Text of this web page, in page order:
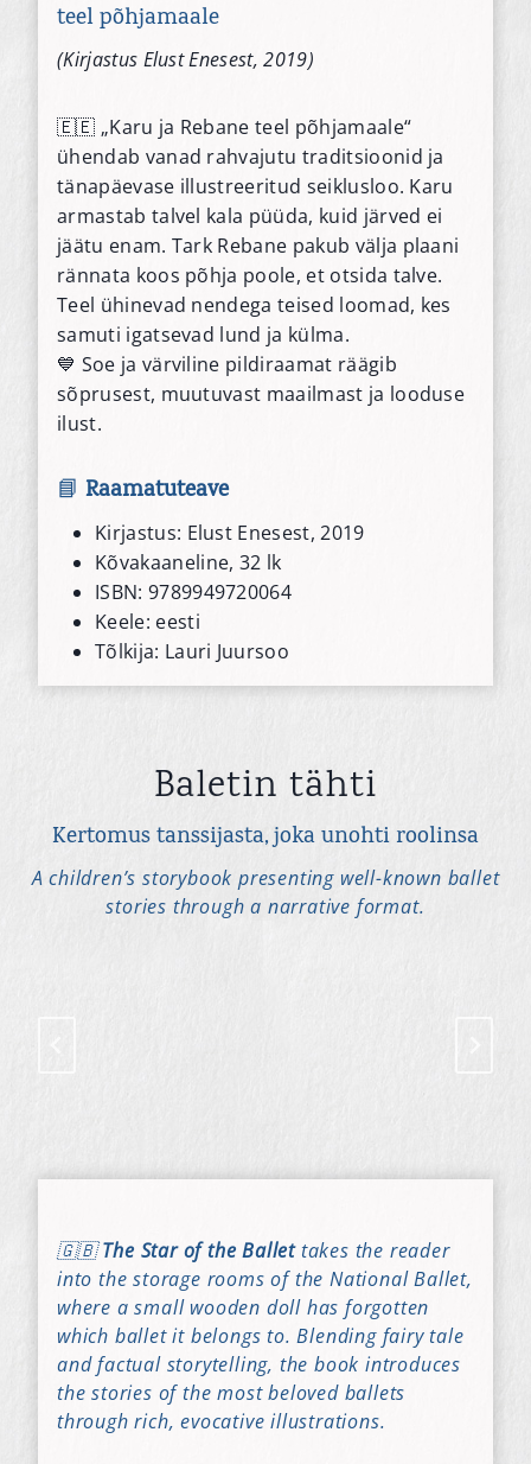
teel põhjamaale
(Kirjastus Elust Enesest, 2019)
🇪🇪 „Karu ja Rebane teel põhjamaale“
ühendab vanad rahvajutu traditsioonid ja
tänapäevase illustreeritud seiklusloo. Karu
armastab talvel kala püüda, kuid järved ei
jäätu enam. Tark Rebane pakub välja plaani
rännata koos põhja poole, et otsida talve.
Teel ühinevad nendega teised loomad, kes
samuti igatsevad lund ja külma.
💙 Soe ja värviline pildiraamat räägib
sõprusest, muutuvast maailmast ja looduse
ilust.
📘 Raamatuteave
Kirjastus: Elust Enesest, 2019
Kõvakaaneline, 32 lk
ISBN: 9789949720064
Keele: eesti
Tõlkija: Lauri Juursoo
Baletin tähti
Kertomus tanssijasta, joka unohti roolinsa
A children’s storybook presenting well-known ballet
stories through a narrative format.
🇬🇧The Star of the Ballettakes the reader
into the storage rooms of the National Ballet,
where a small wooden doll has forgotten
which ballet it belongs to. Blending fairy tale
and factual storytelling, the book introduces
the stories of the most beloved ballets
through rich, evocative illustrations.